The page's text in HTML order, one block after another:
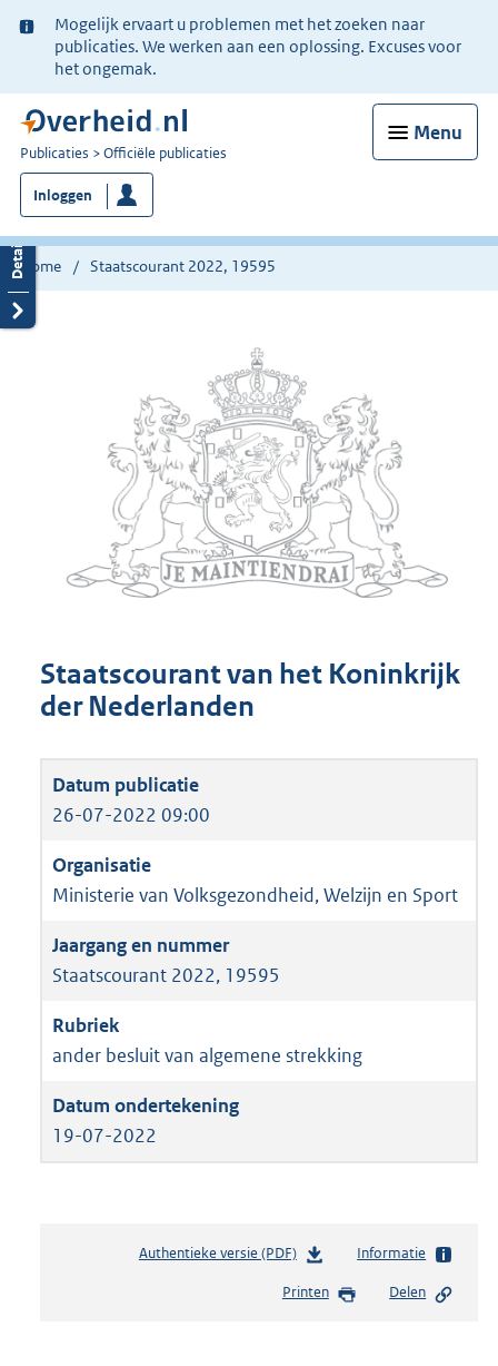
Ter
informatie:
Mogelijk ervaart u problemen met het zoeken naar
publicaties. We werken aan een oplossing. Excuses voor
het ongemak.
Menu
U
bent
nu
hier:
Publicaties Officiële publicaties
Inloggen
Home Staatscourant 2022, 19595
Staatscourant van het Koninkrijk
der Nederlanden
26-07-2022 09:00
Ministerie van Volksgezondheid, Welzijn en Sport
Staatscourant 2022, 19595
ander besluit van algemene strekking
19-07-2022
Authentieke versie (PDF)b
s
Informatie
Printen Delen